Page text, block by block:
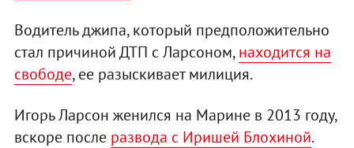
Водитель джипа, который предположительно
стал причиной ДТП с Ларсоном,находится на
свободе, ее разыскивает милиция.
Игорь Ларсон женился на Марине в 2013 году,
вскоре после развода с Иришей Блохиной.